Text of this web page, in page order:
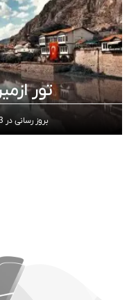
تور
بروز رسانی در